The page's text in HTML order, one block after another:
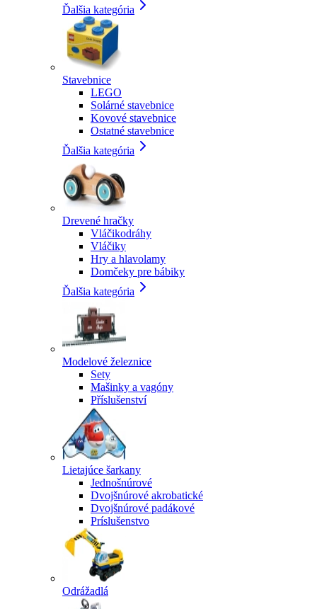
Ďalšia kategória
Stavebnice
LEGO
Solárné stavebnice
Kovové stavebnice
Ostatné stavebnice
Ďalšia kategória
Drevené hračky
Vláčikodráhy
Vláčiky
Hry a hlavolamy
Domčeky pre bábiky
Ďalšia kategória
Modelové železnice
Sety
Mašinky a vagóny
Příslušenství
Lietajúce šarkany
Jednošnúrové
Dvojšnúrové akrobatické
Dvojšnúrové padákové
Príslušenstvo
Odrážadlá